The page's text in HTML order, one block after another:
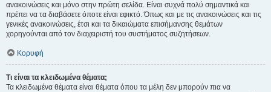
ανακοινώσεις και μόνο στην πρώτη σελίδα. Είναι συχνά πολύ σημαντικά και
πρέπει να τα διαβάσετε όποτε είναι εφικτό. Όπως και με τις ανακοινώσεις και τις
γενικές ανακοινώσεις, έτσι και τα δικαιώματα επισήμανσης θεμάτων
χορηγούνται από τον διαχειριστή του συστήματος συζητήσεων.
Κορυφή
Τι είναι τα κλειδωμένα θέματα;
Τα κλειδωμένα θέματα είναι θέματα όπου τα μέλη δεν μπορούν πια να